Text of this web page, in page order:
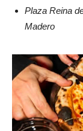
Plaza Reina
Madero